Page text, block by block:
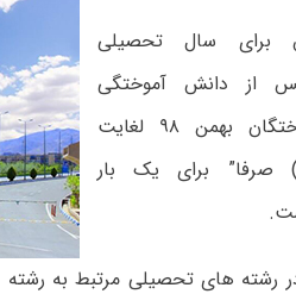
برای سال تحصیلی
پس از دانش آموختگی
(دانش آموختگان بهمن ۹۸ لغایت
۹۹) صرفا” برای یک بار
رشته های تحصیلی مرتبط به